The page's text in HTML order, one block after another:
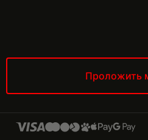
Проложить